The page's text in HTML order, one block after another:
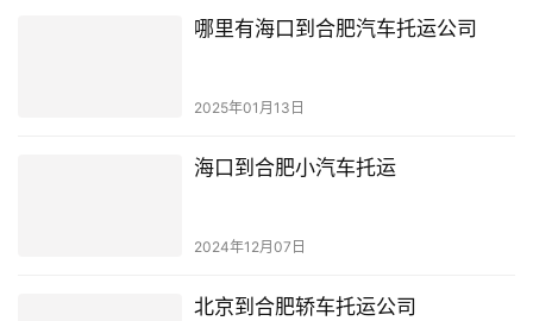
哪里有海口到合肥汽车托运公司
2025年01月13日
海口到合肥小汽车托运
2024年12月07日
北京到合肥轿车托运公司